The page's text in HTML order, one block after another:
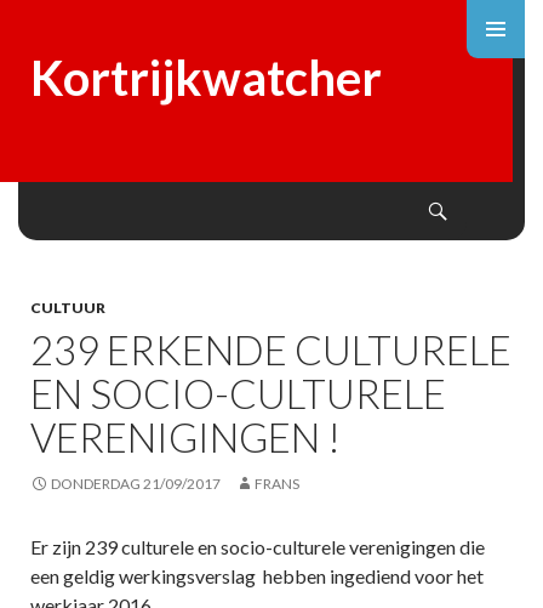
Kortrijkwatcher
CULTUUR
239 ERKENDE CULTURELE
EN SOCIO-CULTURELE
VERENIGINGEN !
DONDERDAG 21/09/2017 FRANS
Er zijn 239 culturele en socio-culturele verenigingen die
een geldig werkingsverslag hebben ingediend voor het